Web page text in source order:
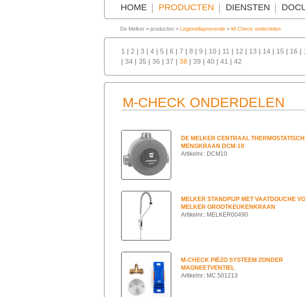
HOME PRODUCTEN DIENSTEN
De Melker > producten > Legionellapreventie > M-Check onderdelen
1 | 2 | 3 | 4 | 5 | 6 | 7 | 8 | 9 | 10 | 11 | 12 | 13 | 14 | 15 | 16 |
| 34 | 35 | 36 | 37 | 38 | 39 | 40 | 41 | 42
M-CHECK ONDERDELEN
DE MELKER CENTRAAL
MENGKRAAN DCM-10
Artikelnr.: DCM10
MELKER STANDPIJP MET VAATDOUCHE
MELKER GROOTKEUKENKRAAN
Artikelnr.: MELKER00490
M-CHECK PIËZO SYSTEEM ZONDER
MAGNEETVENTIEL
Artikelnr.: MC.501213